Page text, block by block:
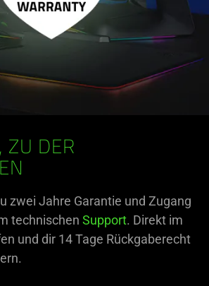
ZU DER
zwei Jahre Garantie und Zugang
technischen Support. Direkt im
und dir 14 Tage Rückgaberecht